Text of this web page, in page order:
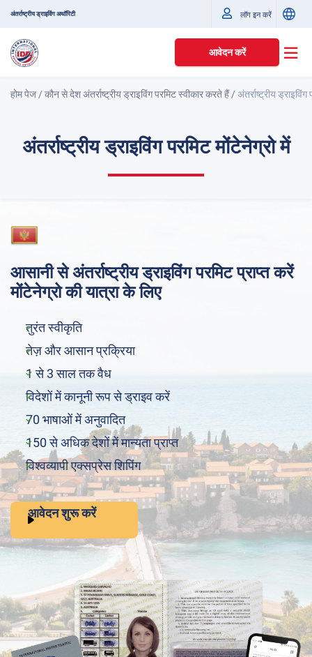
अंतर्राष्ट्रीय ड्राइविंग अथॉरिटी लॉग इन करें
आवेदन करें
होम पेज /कौन से देश अंतर्राष्ट्रीय ड्राइविंग परमिट स्वीकार करते हैं/अंतर्राष्ट्रीय
अंतर्राष्ट्रीय ड्राइविंग परमिट मोंटेनेग्रो में
आसानी से अंतर्राष्ट्रीय ड्राइविंग परमिट प्राप्त करें
मोंटेनेग्रो की यात्रा के लिए
तुरंत स्वीकृति
तेज़ और आसान प्रक्रिया
1 से 3 साल तक वैध
विदेशों में कानूनी रूप से ड्राइव करें
70 भाषाओं में अनुवादित
150 से अधिक देशों में मान्यता प्राप्त
विश्वव्यापी एक्सप्रेस शिपिंग
आवेदन शुरू करें